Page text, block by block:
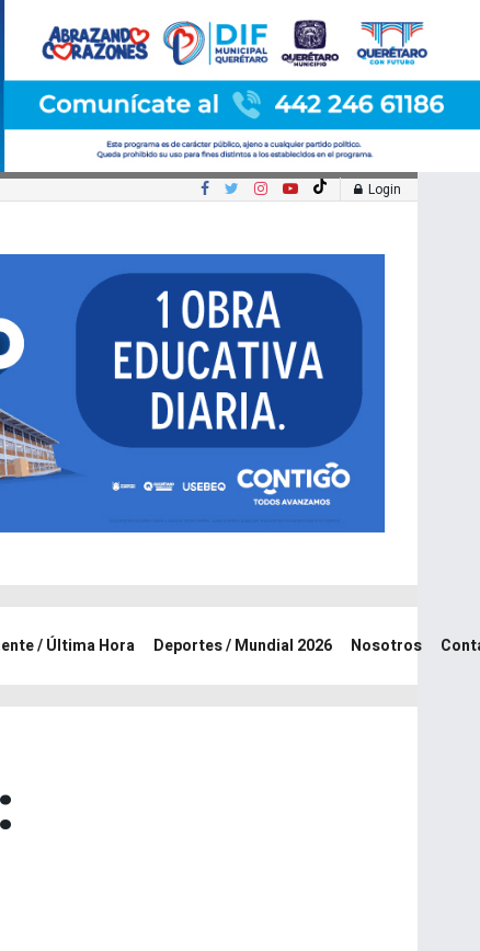
Login
/ Última Hora Deportes / Mundial 2026 Nosotros